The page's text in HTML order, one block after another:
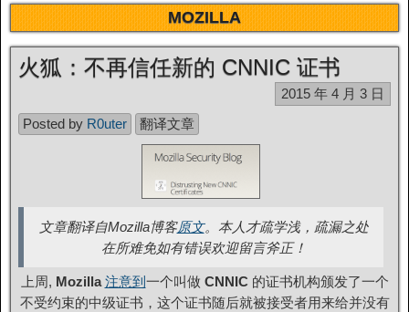
MOZILLA
火狐：不再信任新的 CNNIC 证书
2015 年 4 月 3 日
Posted by R0uter 翻译文章
文章翻译自Mozilla博客原文。本人才疏学浅，疏漏之处
在所难免如有错误欢迎留言斧正！
上周, Mozilla 注意到 一个叫做 CNNIC的证书机构颁发了一个
不受约束的中级证书，这个证书随后就被接受者用来给并没有